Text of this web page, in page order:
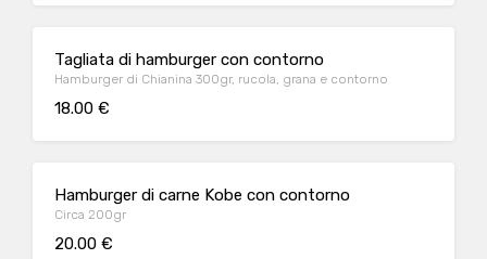
Tagliata di hamburger con contorno
Hamburger di Chianina 300gr, rucola, grana e contorno
18.00 €
Hamburger di carne Kobe con contorno
Circa 200gr
20.00 €